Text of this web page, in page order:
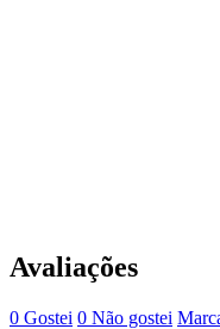
Avaliações
0 Gostei 0 Não gostei